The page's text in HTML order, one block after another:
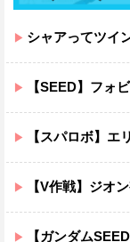
シャアってツインテ
【SEED】フォビドゥンガンダム「
【スパロボ】エリクト「僕
【V作戦】ジオン
【ガンダムSEED】戦